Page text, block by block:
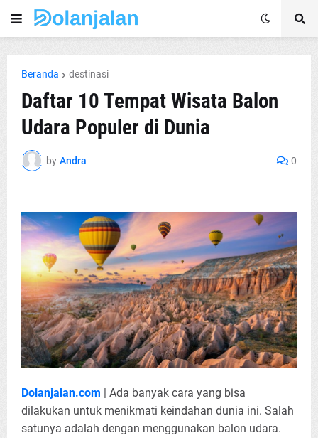
Beranda destinasi
Daftar 10 Tempat Wisata Balon
Udara Populer di Dunia
by Andra 0
Dolanjalan.com | Ada banyak cara yang bisa
dilakukan untuk menikmati keindahan dunia ini. Salah
satunya adalah dengan menggunakan balon udara.